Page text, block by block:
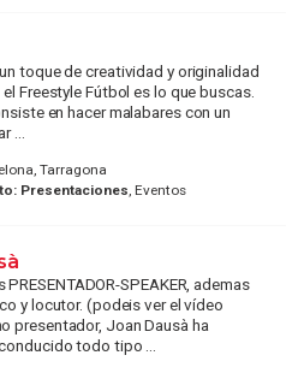
toque de creatividad y originalidad
Freestyle Fútbol es lo que buscas.
en hacer malabares con un
...
Tarragona
Presentaciones, Eventos
SPEAKER, ademas
y locutor. (podeis ver el vídeo
presentador, Joan Dausà ha
todo tipo ...